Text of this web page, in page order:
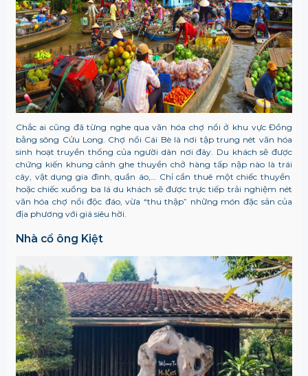
Chắc ai cũng đã từng nghe qua văn hóa chợ nổi ở khu vực Đồng
bằng sông Cửu Long. Chợ nổi Cái Bè là nơi tập trung nét văn hóa
sinh hoạt truyền thống của người dân nơi đây. Du khách sẽ được
chứng kiến khung cảnh ghe thuyền chở hàng tấp nập nào là trái
cây, vật dụng gia đình, quần áo,… Chỉ cần thuê một chiếc thuyền
hoặc chiếc xuồng ba lá du khách sẽ được trực tiếp trải nghiệm nét
văn hóa chợ nổi độc đáo, vừa “thu thập” những món đặc sản của
địa phương với giá siêu hời.
Nhà cổ ông Kiệt